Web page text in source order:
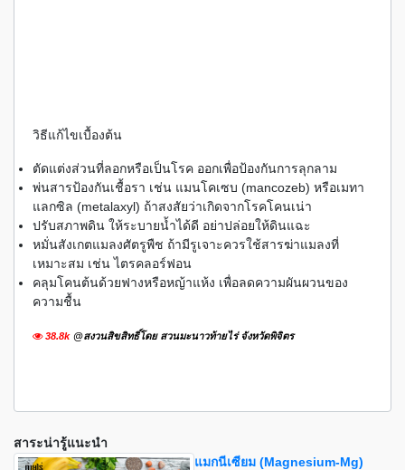
วิธีแก้ไขเบื้องต้น
ตัดแต่งส่วนที่ลอกหรือเป็นโรค ออกเพื่อป้องกันการลุกลาม
พ่นสารป้องกันเชื้อรา เช่น แมนโคเซบ (mancozeb) หรือเมทา
แลกซิล (metalaxyl) ถ้าสงสัยว่าเกิดจากโรคโคนเน่า
ปรับสภาพดิน ให้ระบายน้ำได้ดี อย่าปล่อยให้ดินแฉะ
หมั่นสังเกตแมลงศัตรูพืช ถ้ามีรูเจาะควรใช้สารฆ่าแมลงที่
เหมาะสม เช่น ไตรคลอร์ฟอน
คลุมโคนต้นด้วยฟางหรือหญ้าแห้ง เพื่อลดความผันผวนของ
ความชื้น
38.8k @สงวนสิขสิทธิ์โดย สวนมะนาวท้ายไร่ จังหวัดพิจิตร
สาระน่ารู้แนะนำ
แมกนีเซียม (Magnesium-Mg)